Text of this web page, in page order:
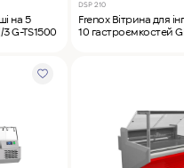
на 5
G-TS1500
DSP 210
Frenox Вітрина для
10 гастроємкостей